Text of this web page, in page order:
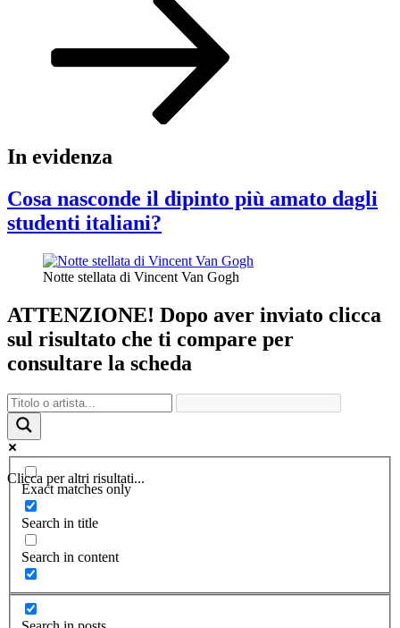
In evidenza
Cosa nasconde il dipinto più amato dagli
studenti italiani?
Notte stellata di Vincent Van Gogh
ATTENZIONE! Dopo aver inviato clicca
sul risultato che ti compare per
consultare la scheda
Clicca per altri risultati...
Exact matches only
Search in title
Search in content